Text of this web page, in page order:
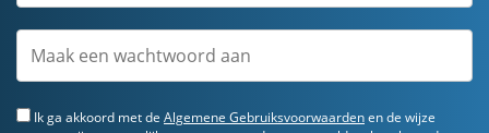
Ik ga akkoord met de Algemene Gebruiksvoorwaardenen de wijze